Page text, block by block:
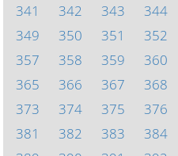
341
342 343 344
349
350 351 352
357
358 359 360
365
366 367 368
373
374 375 376
381
382 383 384